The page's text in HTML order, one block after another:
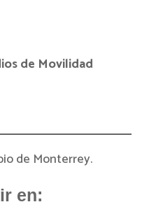
de Movilidad
de Monterrey.
en: